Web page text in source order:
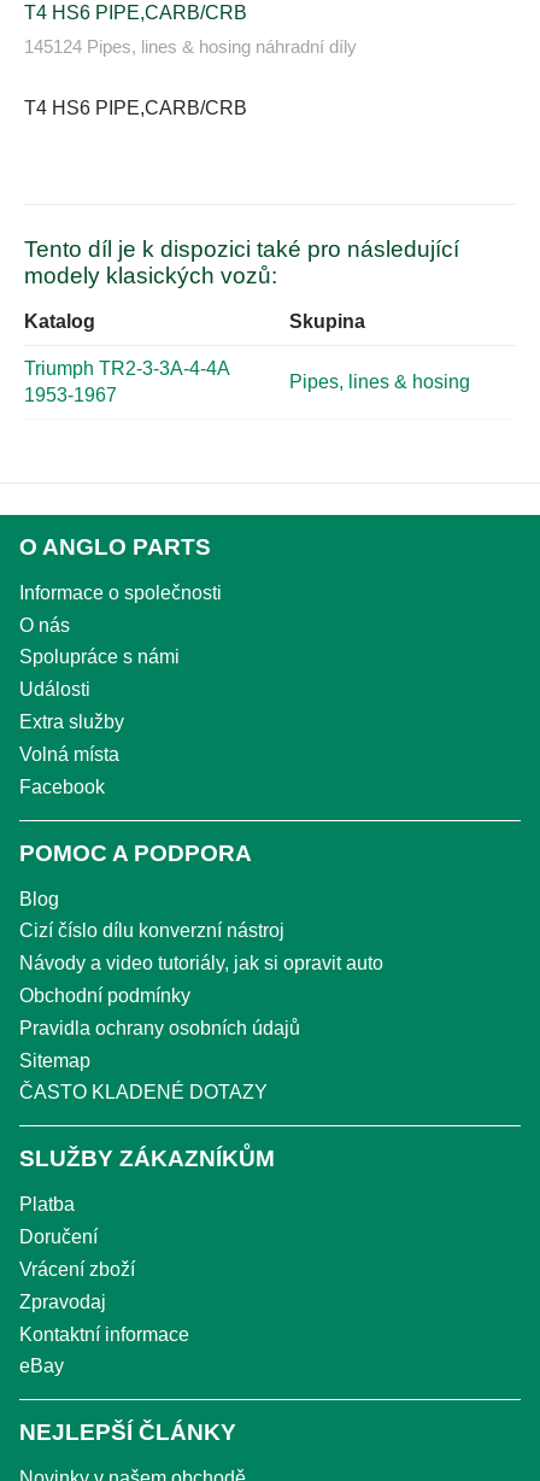
T4 HS6 PIPE,CARB/CRB
145124 Pipes, lines & hosing náhradní díly
T4 HS6 PIPE,CARB/CRB
Tento díl je k dispozici také pro následující
modely klasických vozů:
Katalog Skupina
Triumph TR2-3-3A-4-4A
1953-1967
Pipes, lines & hosing
O ANGLO PARTS
Informace o společnosti
O nás
Spolupráce s námi
Události
Extra služby
Volná místa
Facebook
POMOC A PODPORA
Blog
Cizí číslo dílu konverzní nástroj
Návody a video tutoriály, jak si opravit auto
Obchodní podmínky
Pravidla ochrany osobních údajů
Sitemap
ČASTO KLADENÉ DOTAZY
SLUŽBY ZÁKAZNÍKŮM
Platba
Doručení
Vrácení zboží
Zpravodaj
Kontaktní informace
eBay
NEJLEPŠÍ ČLÁNKY